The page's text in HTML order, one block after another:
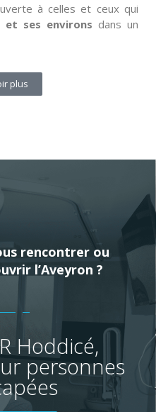
à celles et ceux qui
et ses environs dans un
plus
rencontrer ou
l’Aveyron ?
Hoddicé,
personnes